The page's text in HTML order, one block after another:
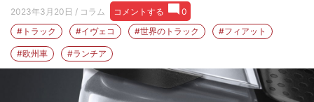
2023年3月20日 / コラム コメントする
0
#トラック
#イヴェコ #世界のトラック #フィアット
#欧州車 #ランチア